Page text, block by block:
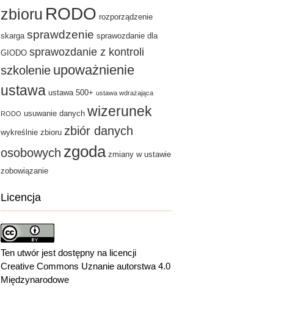
zbioru RODO rozporządzenie
skarga sprawdzenie sprawozdanie dla
GIODO sprawozdanie z kontroli
szkolenie upoważnienie
ustawa ustawa 500+ ustawa wdrażająca
RODO usuwanie danych wizerunek
wykreślnie zbioru zbiór danych
osobowych zgoda zmiany w ustawie
zobowiązanie
Licencja
Ten utwór jest dostępny na licencji
Creative Commons Uznanie autorstwa 4.0
Międzynarodowe